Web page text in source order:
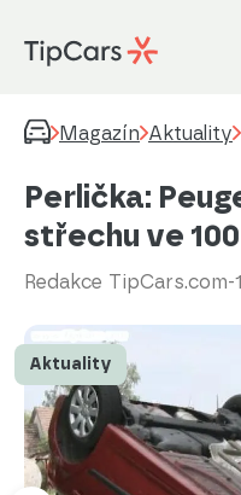
Magazín Aktuality
Perlička:
střechu ve
Redakce TipCars.com-
Aktuality